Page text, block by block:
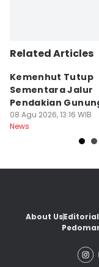
Related Articles
Kemenhut Tutup
Sementara Jalur
Pendakian
Gede Pangrango
08 Agu 2026, 13:16 WIB
News
About Us